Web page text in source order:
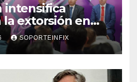
intensifica
extorsión en
y Tierra
SOPORTEINFIX